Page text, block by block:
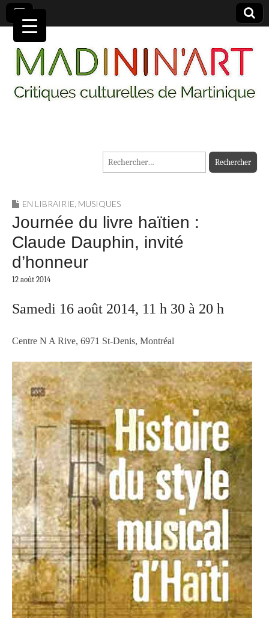
MADININ'ART
Rechercher :
EN LIBRAIRIE, MUSIQUES
Journée du livre haïtien :
Claude Dauphin, invité
d’honneur
12 août 2014
Samedi 16 août 2014, 11 h 30 à 20 h
Centre N A Rive, 6971 St-Denis, Montréal